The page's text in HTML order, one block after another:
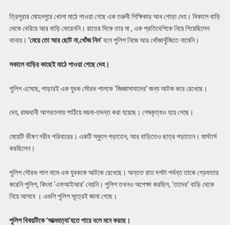
ত্রিপুরার মোহনপুরে খোলা মাঠে পাওয়া গেছে এক তরুনী শিক্ষিকার আধ পোড়া দেহ। বিকালে বাড়ি
থেকে বেরিয়ে আর বাড়ি ফেরেননি। রাতের দিকে তার মা , এক প্রতিবেশিকে নিয়ে গিয়েছিলেন
থানায়। ‘মেয়ে তো আর ছোট না,খোঁজ নিন’বলে পুলিশ নিজে আর খোঁজাখুঁজিতে নামেনি।
সকালে বাড়ির কাছেই মাঠে পাওয়া গেছে দেহ।
পুলিশ এসেছে, পাড়ারই এক যুবক সৌরভ পালকে ‘জিজ্ঞাসাবাদের’ জন্য আটক করে রেখেছে।
দেহ, রাজধানী আগরতলায় পাঠিয়ে ময়না-তদন্ত করা হয়েছে। শেষকৃত্যও হয়ে গেছে।
মেয়েটি ভীষণ গরীব পরিবারের। একটি স্কুলে পড়াতেন, আর বাড়িতেও ছাত্র পড়াতেন। মাস্টার্স
করছিলেন।
পুলিশ সৌরভ পাল নামে এক যুবককে আটকে রেখেছে। অন্তত রাত দশটা পর্যন্ত তাকে গ্রেফতার
করেনি পুলিশ, কিংবা ‘এফআইআর’ নেয়নি। পুলিশ তখনও অপেক্ষা করছিল, ‘তাদের’ বাড়ি থেকে
নিয়ে আসবে । এগুলি পুলিশ সূত্রেই জানা গেছে।
পুলিশ বিষয়টিকে ‘আত্মহত্যা’হতে পারে বলে মনে করছে।